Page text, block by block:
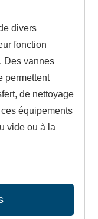
divers
fonction
Des vannes
permettent
de nettoyage
équipements
vide ou à la